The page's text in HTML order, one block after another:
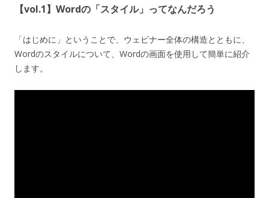
【vol.1】Wordの「スタイル」ってなんだろう
「はじめに」ということで、ウェビナー全体の構造とともに、
Wordのスタイルについて、Wordの画面を使用して簡単に紹介
します。